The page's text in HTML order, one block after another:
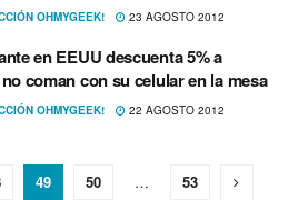
OHMYGEEK! 23 AGOSTO 2012
en EEUU descuenta 5% a
coman con su celular en la mesa
OHMYGEEK! 22 AGOSTO 2012
49 50 … 53